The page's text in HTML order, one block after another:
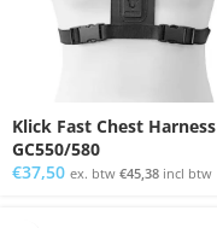
Klick Fast Chest Harness
GC550/580
€37,50 ex. btw €45,38 incl btw